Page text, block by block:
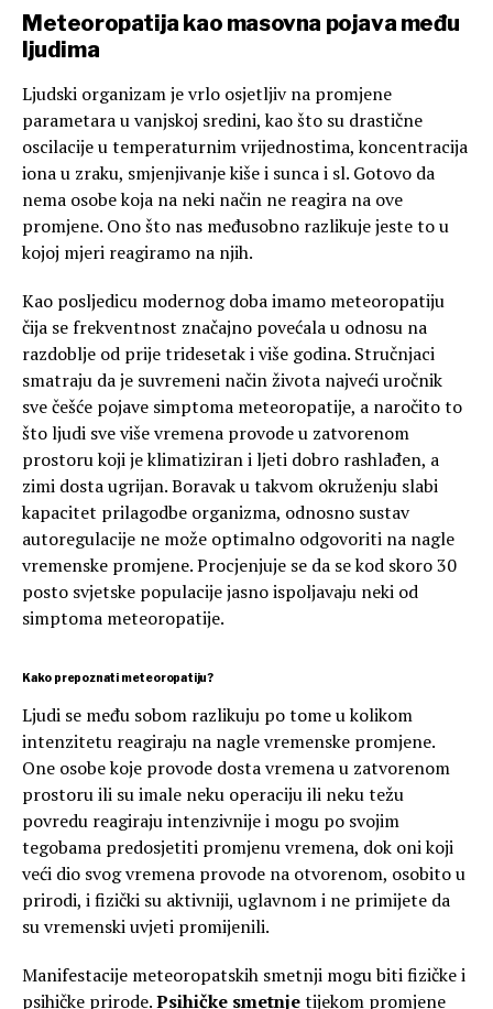
Meteoropatija kao masovna pojava među
ljudima
Ljudski organizam je vrlo osjetljiv na promjene
parametara u vanjskoj sredini, kao što su drastične
oscilacije u temperaturnim vrijednostima, koncentracija
iona u zraku, smjenjivanje kiše i sunca i sl. Gotovo da
nema osobe koja na neki način ne reagira na ove
promjene. Ono što nas međusobno razlikuje jeste to u
kojoj mjeri reagiramo na njih.
Kao posljedicu modernog doba imamo meteoropatiju
čija se frekventnost značajno povećala u odnosu na
razdoblje od prije tridesetak i više godina. Stručnjaci
smatraju da je suvremeni način života najveći uročnik
sve češće pojave simptoma meteoropatije, a naročito to
što ljudi sve više vremena provode u zatvorenom
prostoru koji je klimatiziran i ljeti dobro rashlađen, a
zimi dosta ugrijan. Boravak u takvom okruženju slabi
kapacitet prilagodbe organizma, odnosno sustav
autoregulacije ne može optimalno odgovoriti na nagle
vremenske promjene. Procjenjuje se da se kod skoro 30
posto svjetske populacije jasno ispoljavaju neki od
simptoma meteoropatije.
Kako prepoznati meteoropatiju?
Ljudi se među sobom razlikuju po tome u kolikom
intenzitetu reagiraju na nagle vremenske promjene.
One osobe koje provode dosta vremena u zatvorenom
prostoru ili su imale neku operaciju ili neku težu
povredu reagiraju intenzivnije i mogu po svojim
tegobama predosjetiti promjenu vremena, dok oni koji
veći dio svog vremena provode na otvorenom, osobito u
prirodi, i fizički su aktivniji, uglavnom i ne primijete da
su vremenski uvjeti promijenili.
Manifestacije meteoropatskih smetnji mogu biti fizičke i
psihičke prirode.Psihičke smetnjetijekom promjene